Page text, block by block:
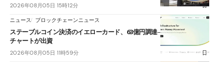
2026年08月05日 15時12分
ニュース ブロックチェーンニュース
ステーブルコイン決済のイエローカード、63億円調達──ソニーやスタン
チャートが出資
2026年08月05日 11時59分